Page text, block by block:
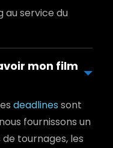
au service du
mon film
deadlinessont
fournissons un
tournages, les